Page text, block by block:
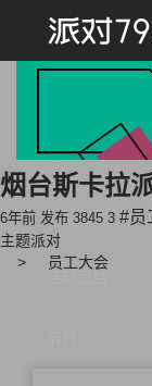
首页
派对方案
烟台斯卡拉
6年前 发布 3845 3 #员
主题派对
员工大会